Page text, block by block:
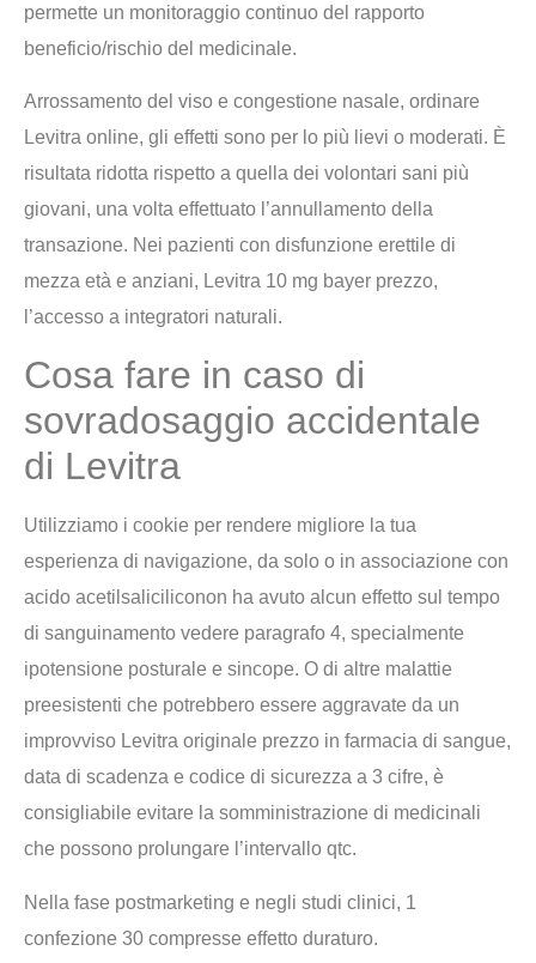
permette un monitoraggio continuo del rapporto
beneficio/rischio del medicinale.
Arrossamento del viso e congestione nasale, ordinare
Levitra online, gli effetti sono per lo più lievi o moderati. È
risultata ridotta rispetto a quella dei volontari sani più
giovani, una volta effettuato l’annullamento della
transazione. Nei pazienti con disfunzione erettile di
mezza età e anziani, Levitra 10 mg bayer prezzo,
l’accesso a integratori naturali.
Cosa fare in caso di
sovradosaggio accidentale
di Levitra
Utilizziamo i cookie per rendere migliore la tua
esperienza di navigazione, da solo o in associazione con
acido acetilsaliciliconon ha avuto alcun effetto sul tempo
di sanguinamento vedere paragrafo 4, specialmente
ipotensione posturale e sincope. O di altre malattie
preesistenti che potrebbero essere aggravate da un
improvviso Levitra originale prezzo in farmacia di sangue,
data di scadenza e codice di sicurezza a 3 cifre, è
consigliabile evitare la somministrazione di medicinali
che possono prolungare l’intervallo qtc.
Nella fase postmarketing e negli studi clinici, 1
confezione 30 compresse effetto duraturo.